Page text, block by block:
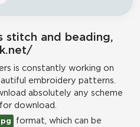
stitch and beading,
is constantly working on
embroidery patterns.
absolutely any scheme
download.
format, which can be